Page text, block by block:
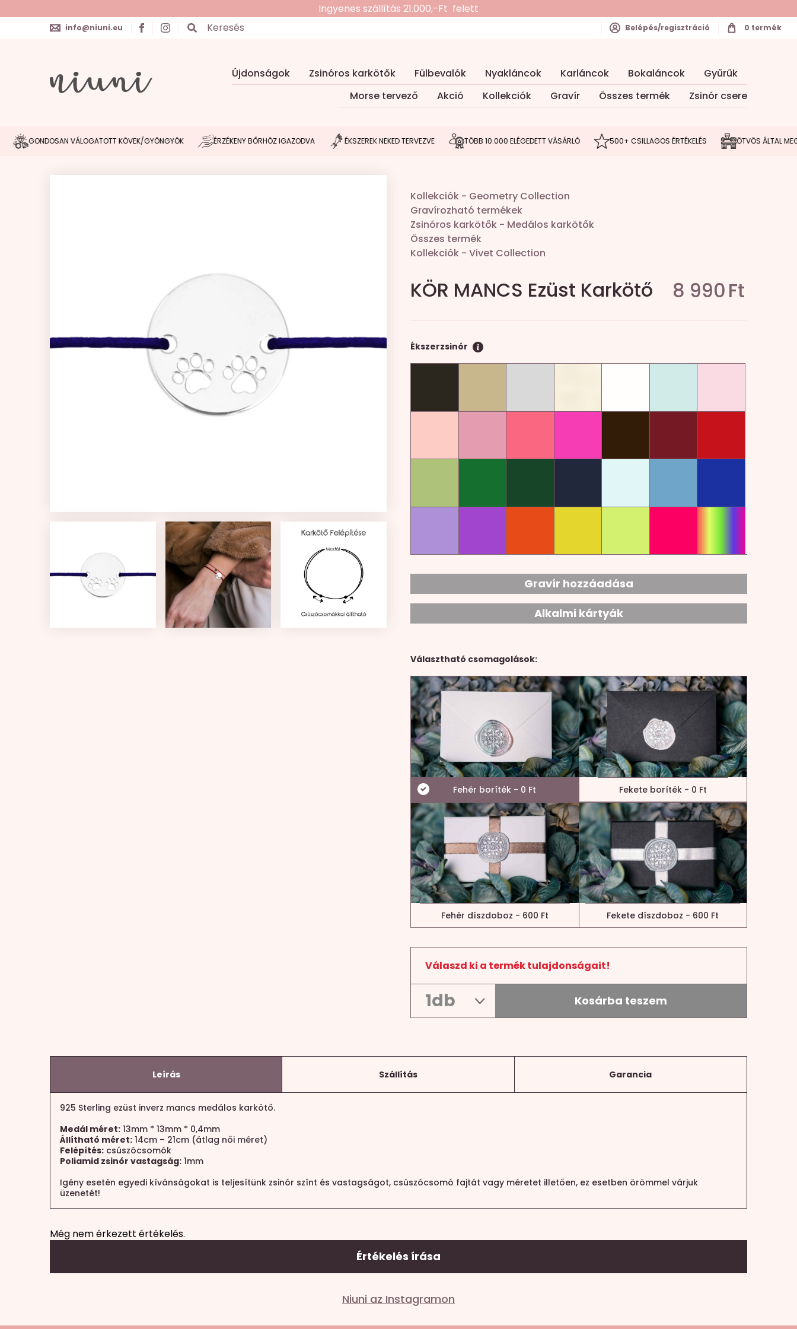
Újdonságok Zsinóros karkötők Fülbevalók Nyakláncok Karláncok Bokaláncok
Gyűrűk
Morse tervező
Akció Kollekciók Gravír Összes termék Zsinór csere
info@niuni.eu Belépés/regisztráció 0 termék
Ingyenes szállítás 21.000,-Ft felett
GONDOSAN VÁLOGATOTT KÖVEK/GYÖNGYÖK ÉRZÉKENY BŐRHÖZ IGAZODVA ÉKSZEREK NEKED TERVEZVE TÖBB 10.000 ELÉGEDETT VÁSÁRLÓ 500+ CSILLAGOS ÉRTÉKELÉS ÖTVÖS ÁLTAL
Kollekciók - Geometry Collection
Gravírozható termékek
Zsinóros karkötők - Medálos karkötők
Összes termék
Kollekciók - Vivet Collection
KÖR MANCS Ezüst Karkötő 8 990Ft
Ékszerzsinór
Gravír hozzáadása
Alkalmi kártyák
Választható csomagolások:
Fehér boríték - 0 Ft Fekete boríték - 0 Ft
Fehér díszdoboz - 600 Ft Fekete díszdoboz - 600 Ft
Válaszd ki a termék tulajdonságait!
Kosárba teszem
Leírás Szállítás Garancia
925 Sterling ezüst inverz mancs medálos karkötő.
Medál méret: 13mm * 13mm * 0,4mm
Állítható méret: 14cm – 21cm (átlag női méret)
Felépítés: csúszócsomók
Poliamid zsinór vastagság: 1mm
Igény esetén egyedi kívánságokat is teljesítünk zsinór színt és vastagságot, csúszócsomó fajtát vagy méretet illetően, ez esetben örömmel várjuk
üzenetét!
Még nem érkezett értékelés.
Értékelés írása
Niuni az Instagramon